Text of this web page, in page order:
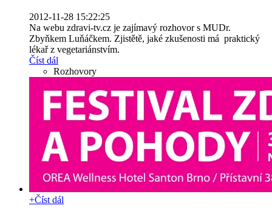
2012-11-28 15:22:25
Na webu zdravi-tv.cz je zajímavý rozhovor s MUDr.
Zbyňkem Luňáčkem. Zjistětě, jaké zkušenosti má praktický
lékař z vegetariánstvím.
Číst dál
Rozhovory
+Číst dál